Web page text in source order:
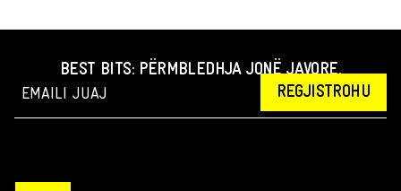
BEST BITS: PËRMBLEDHJA JONË JAVORE.
REGJISTROHU